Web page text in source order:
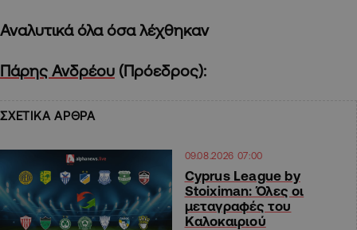
Αναλυτικά όλα όσα λέχθηκαν
Πάρης Ανδρέου (Πρόεδρος):
ΣΧΕΤΙΚΑ ΑΡΘΡΑ
09.08.2026 07:00
Cyprus League by
Stoiximan: Όλες οι
μεταγραφές του
Καλοκαιριού